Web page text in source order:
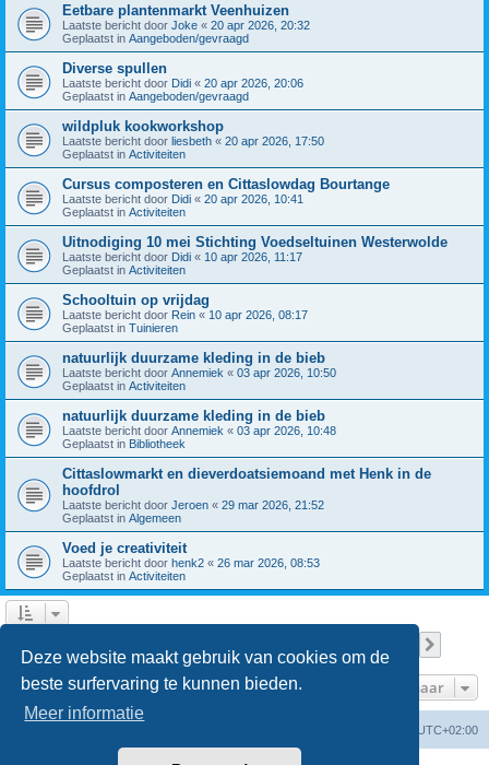
Deze website maakt gebruik van cookies om de
beste surfervaring te kunnen bieden.
Meer informatie
Eetbare plantenmarkt Veenhuizen
Laatste bericht door Joke « 20 apr 2026, 20:32
Geplaatst in Aangeboden/gevraagd
Diverse spullen
Laatste bericht door Didi « 20 apr 2026, 20:06
Geplaatst in Aangeboden/gevraagd
wildpluk kookworkshop
Laatste bericht door liesbeth « 20 apr 2026, 17:50
Geplaatst in Activiteiten
Cursus composteren en Cittaslowdag Bourtange
Laatste bericht door Didi « 20 apr 2026, 10:41
Geplaatst in Activiteiten
Uitnodiging 10 mei Stichting Voedseltuinen Westerwolde
Laatste bericht door Didi « 10 apr 2026, 11:17
Geplaatst in Activiteiten
Schooltuin op vrijdag
Laatste bericht door Rein « 10 apr 2026, 08:17
Geplaatst in Tuinieren
natuurlijk duurzame kleding in de bieb
Laatste bericht door Annemiek « 03 apr 2026, 10:50
Geplaatst in Activiteiten
natuurlijk duurzame kleding in de bieb
Laatste bericht door Annemiek « 03 apr 2026, 10:48
Geplaatst in Bibliotheek
Cittaslowmarkt en dieverdoatsiemoand met Henk in de
hoofdrol
Laatste bericht door Jeroen « 29 mar 2026, 21:52
Geplaatst in Algemeen
Voed je creativiteit
Laatste bericht door henk2 « 26 mar 2026, 08:53
Geplaatst in Activiteiten
Ga naar
UTC+02:00